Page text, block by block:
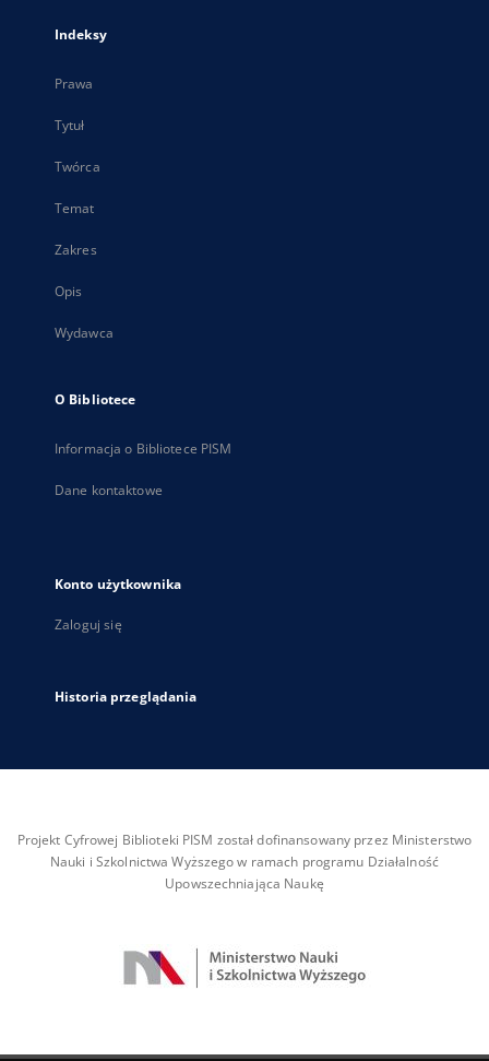
Indeksy
Prawa
Tytuł
Twórca
Temat
Zakres
Opis
Wydawca
O Bibliotece
Informacja o Bibliotece PISM
Dane kontaktowe
Konto użytkownika
Zaloguj się
Historia przeglądania
Projekt Cyfrowej Biblioteki PISM został dofinansowany przez Ministerstwo
Nauki i Szkolnictwa Wyższego w ramach programu Działalność
Upowszechniająca Naukę